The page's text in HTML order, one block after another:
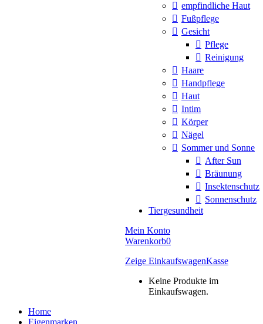
empfindliche Haut
Fußpflege
Gesicht
Pflege
Reinigung
Haare
Handpflege
Haut
Intim
Körper
Nägel
Sommer und Sonne
After Sun
Bräunung
Insektenschutz
Sonnenschutz
Tiergesundheit
Mein Konto
Warenkorb0
Zeige EinkaufswagenKasse
Keine Produkte im
Einkaufswagen.
Home
Eigenmarken